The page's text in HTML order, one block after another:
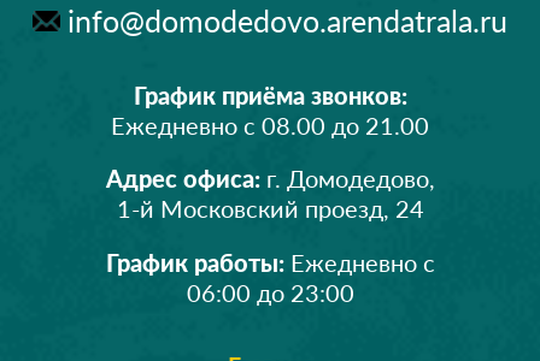
График приёма звонков:
Ежедневно с 08.00 до 21.00
Адрес офиса:г. Домодедово,
1-й Московский проезд, 24
График работы:Ежедневно с
06:00 до 23:00
info@domodedovo.arendatrala.ru